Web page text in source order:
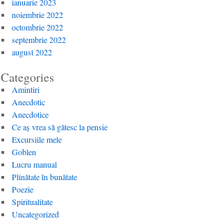
noiembrie 2022
octombrie 2022
septembrie 2022
august 2022
Categories
Amintiri
Anecdotic
Anecdotice
Ce aș vrea să gătesc la pensie
Excursiile mele
Goblen
Lucru manual
Plinătate în bunătate
Poezie
Spiritualitate
Uncategorized